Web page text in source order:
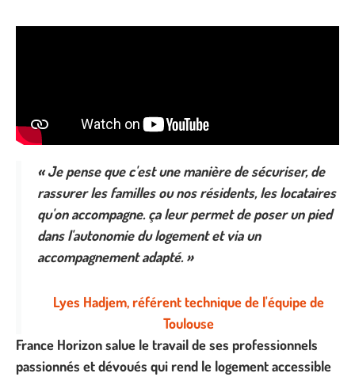
« Je pense que c'est une manière de sécuriser, de
rassurer les familles ou nos résidents, les locataires
qu'on accompagne. ça leur permet de poser un pied
dans l'autonomie du logement et via un
accompagnement adapté. »
Lyes Hadjem, référent technique de l'équipe de
Toulouse
France Horizon salue le travail de ses professionnels
passionnés et dévoués qui rend le logement accessible